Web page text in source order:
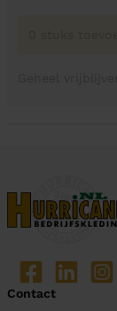
Contact